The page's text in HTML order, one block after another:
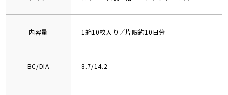
内容量 1箱10枚入り／片眼約10日分
BC/DIA 8.7/14.2